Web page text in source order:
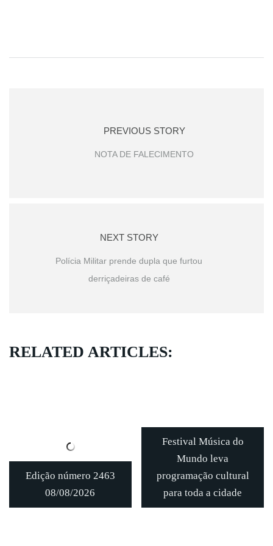
PREVIOUS STORY
NOTA DE FALECIMENTO
NEXT STORY
Polícia Militar prende dupla que furtou
derriçadeiras de café
RELATED ARTICLES:
Edição número 2463
08/08/2026
Festival Música do
Mundo leva
programação cultural
para toda a cidade